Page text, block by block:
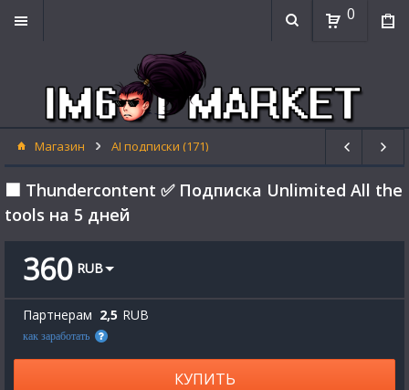
0
Магазин AI подписки (171)
⬛ Thundercontent ✅ Подписка Unlimited All the
tools на 5 дней
360 RUB
Партнерам 2,5 RUB
как заработать
КУПИТЬ